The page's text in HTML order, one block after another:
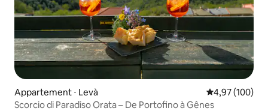
Appartement ⋅ Levà Évaluation
4,97 (100)
Scorcio di Paradiso Orata – De Portofino à Gênes